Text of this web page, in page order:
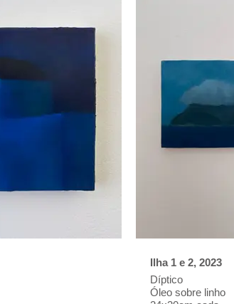
Ilha 1 e 2, 2023
Díptico
Óleo sobre linho